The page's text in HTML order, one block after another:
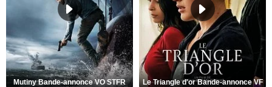
Mutiny Bande-annonce VO STFR Le Triangle d'or Bande-annonce VF